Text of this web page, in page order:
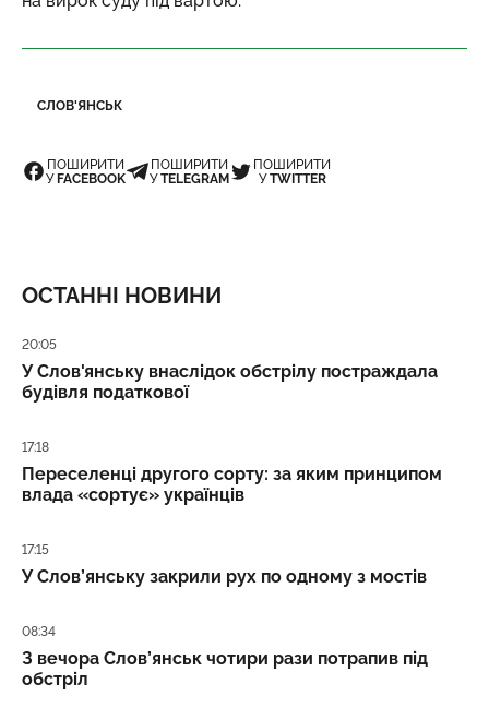
СЛОВ'ЯНСЬК
ПОШИРИТИ
У FACEBOOK
ПОШИРИТИ
УTELEGRAM
ПОШИРИТИ
УTWITTER
ОСТАННІ НОВИНИ
Дата публікації
20:05
У Слов'янську внаслідок обстрілу постраждала
будівля податкової
Дата публікації
17:18
Переселенці другого сорту: за яким принципом
влада «сортує» українців
Дата публікації
17:15
У Слов’янську закрили рух по одному з мостів
Дата публікації
08:34
З вечора Слов’янськ чотири рази потрапив під
обстріл